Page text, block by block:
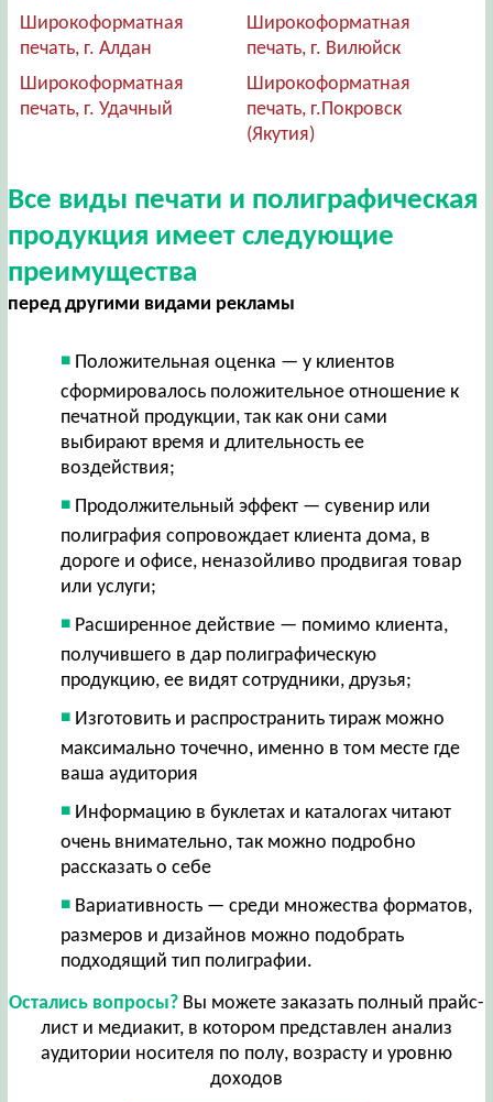
Широкоформатная
печать, г. Алдан
Широкоформатная
печать, г. Вилюйск
Широкоформатная
печать, г. Удачный
Широкоформатная
печать, г.Покровск
(Якутия)
Все виды печати и полиграфическая
продукция имеет следующие
преимущества
перед другими видами рекламы
Положительная оценка — у клиентов
сформировалось положительное отношение к
печатной продукции, так как они сами
выбирают время и длительность ее
воздействия;
Продолжительный эффект — сувенир или
полиграфия сопровождает клиента дома, в
дороге и офисе, неназойливо продвигая товар
или услуги;
Расширенное действие — помимо клиента,
получившего в дар полиграфическую
продукцию, ее видят сотрудники, друзья;
Изготовить и распространить тираж можно
максимально точечно, именно в том месте где
ваша аудитория
Информацию в буклетах и каталогах читают
очень внимательно, так можно подробно
рассказать о себе
Вариативность — среди множества форматов,
размеров и дизайнов можно подобрать
подходящий тип полиграфии.
Остались вопросы?Вы можете заказать полный прайс-
лист и медиакит, в котором представлен анализ
аудитории носителя по полу, возрасту и уровню
доходов